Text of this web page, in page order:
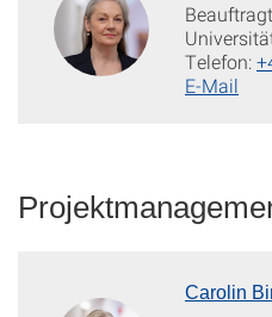
Telefon:
E-Mail
Carolin